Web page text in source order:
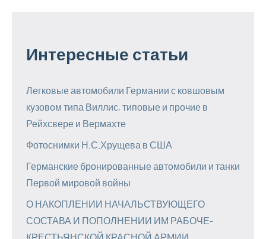
Интересные статьи
Легковые автомобили Германии с ковшовым
кузовом типа Виллис, типовые и прочие в
Рейхсвере и Вермахте
Фотоснимки Н.С.Хрущева в США
Германские бронированные автомобили и танки
Первой мировой войны
О НАКОПЛЕНИИ НАЧАЛЬСТВУЮЩЕГО
СОСТАВА И ПОПОЛНЕНИИ ИМ РАБОЧЕ-